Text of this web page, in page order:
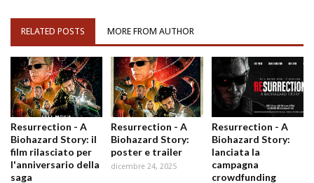
RELATED POSTS MORE FROM AUTHOR
Resurrection - A
Biohazard Story: il
film rilasciato per
l'anniversario della
saga
Resurrection - A
Biohazard Story:
poster e trailer
dicembre 24, 2025
Resurrection - A
Biohazard Story:
lanciata la
campagna
crowdfunding